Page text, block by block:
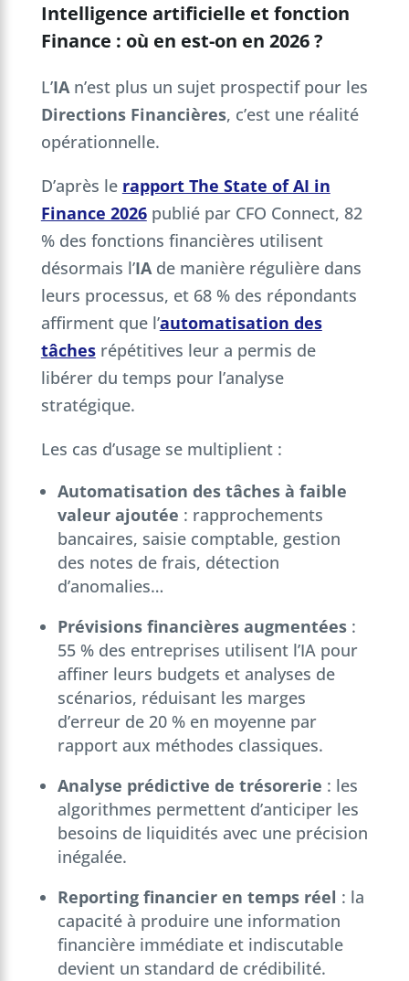
Intelligence artificielle et fonction
Finance : où en est-on en 2026 ?
L’IAn’est plus un sujet prospectif pour les
Directions Financières, c’est une réalité
opérationnelle.
D’après le rapport The State of AI in
Finance 2026publié par CFO Connect, 82
% des fonctions financières utilisent
désormais l’IAde manière régulière dans
leurs processus, et 68 % des répondants
affirment que l’automatisation des
tâchesrépétitives leur a permis de
libérer du temps pour l’analyse
stratégique.
Les cas d’usage se multiplient :
Automatisation des tâches à faible
valeur ajoutée : rapprochements
bancaires, saisie comptable, gestion
des notes de frais, détection
d’anomalies…
Prévisions financières augmentées:
55 % des entreprises utilisent l’IA pour
affiner leurs budgets et analyses de
scénarios, réduisant les marges
d’erreur de 20 % en moyenne par
rapport aux méthodes classiques.
Analyse prédictive de trésorerie : les
algorithmes permettent d’anticiper les
besoins de liquidités avec une précision
inégalée.
Reporting financier en temps réel : la
capacité à produire une information
financière immédiate et indiscutable
devient un standard de crédibilité.